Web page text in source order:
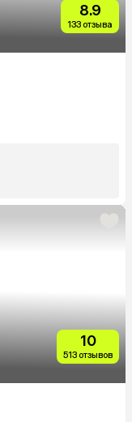
8.9
133 отзыва
10
513 отзывов